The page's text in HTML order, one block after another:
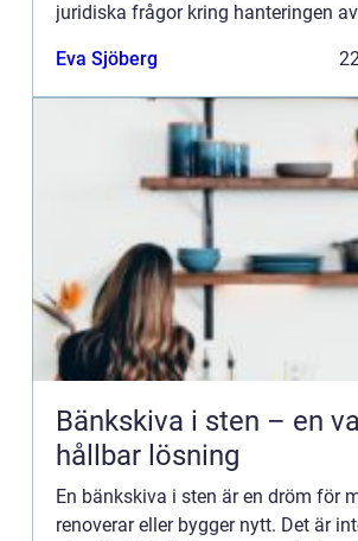
juridiska frågor kring hanteringen
Eva Sjöberg
Bänkskiva i sten – en
hållbar lösning
En bänkskiva i sten är en dröm för
renoverar eller bygger nytt. Det är